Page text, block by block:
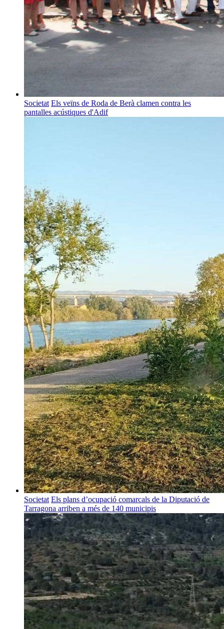
Societat Els veïns de Roda de Berà clamen contra les
pantalles acústiques d'Adif
Societat Els plans d’ocupació comarcals de la Diputació de
Tarragona arriben a més de 140 municipis